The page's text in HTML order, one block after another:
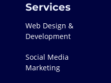
Services
Web Design &
Development
Social Media
Marketing